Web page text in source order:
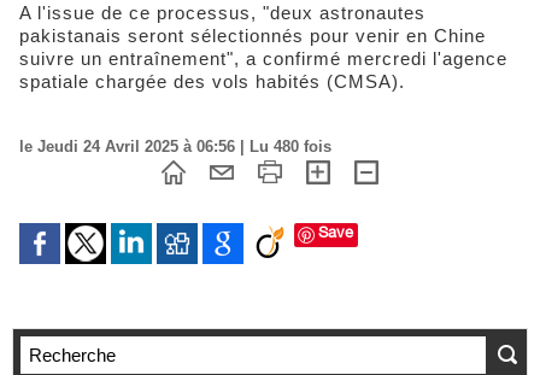
A l'issue de ce processus, "deux astronautes
pakistanais seront sélectionnés pour venir en Chine
suivre un entraînement", a confirmé mercredi l'agence
spatiale chargée des vols habités (CMSA).
le Jeudi 24 Avril 2025 à 06:56 | Lu 480 fois
Save